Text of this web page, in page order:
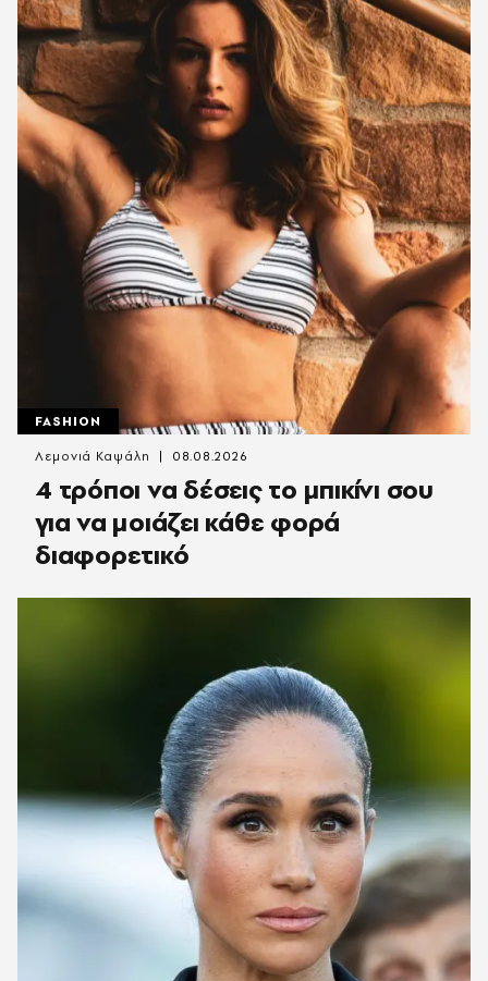
FASHION
4 τρόποι να δέσεις το μπικίνι σου
για να μοιάζει κάθε φορά
διαφορετικό
Λεμονιά Καψάλη 08.08.2026